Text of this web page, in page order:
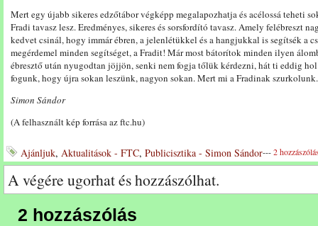
Mert egy újabb sikeres edzőtábor végképp megalapozhatja és acélossá teheti
Fradi tavasz lesz. Eredményes, sikeres és sorsfordító tavasz. Amely felébreszt
kedvet csinál, hogy immár ébren, a jelenlétükkel és a hangjukkal is segítsék a
megérdemel minden segítséget, a Fradit! Már most bátorítok minden ilyen
ébresztő után nyugodtan jöjjön, senki nem fogja tőlük kérdezni, hát ti eddig
fogunk, hogy újra sokan leszünk, nagyon sokan. Mert mi a Fradinak
Simon Sándor
(A felhasznált kép forrása az ftc.hu)
Ajánljuk, Aktualitások - FTC, Publicisztika - Simon Sándor---2
A végére ugorhat és hozzászólhat.
2 hozzászólás